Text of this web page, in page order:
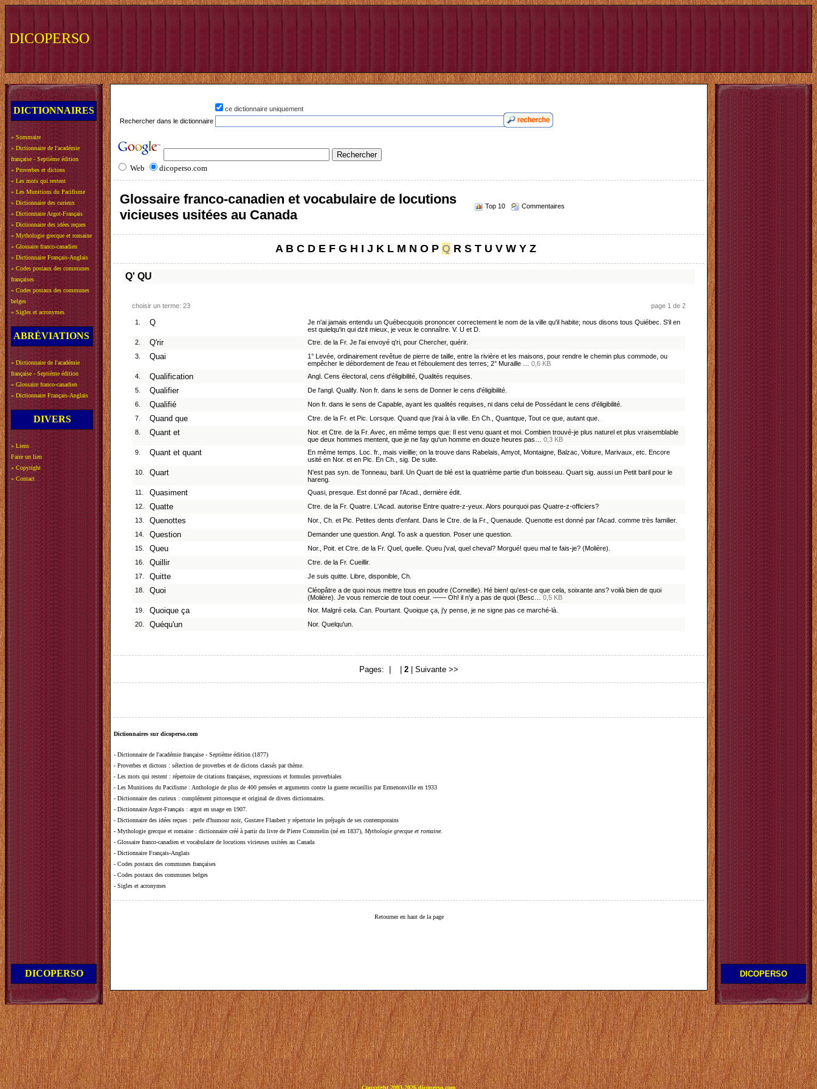
DICOPERSO
DICTIONNAIRES
» Sommaire
» Dictionnaire de l'académie
française - Septième édition
» Proverbes et dictons
» Les mots qui restent
» Les Munitions du Pacifisme
» Dictionnaire des curieux
» Dictionnaire Argot-Français
» Dictionnaire des idées reçues
» Mythologie grecque et romaine
» Glossaire franco-canadien
» Dictionnaire Français-Anglais
» Codes postaux des communes
françaises
» Codes postaux des communes
belges
» Sigles et acronymes
ABRÉVIATIONS
» Dictionnaire de l'académie
française - Septième édition
» Glossaire franco-canadien
» Dictionnaire Français-Anglais
DIVERS
» Liens
Faire un lien
» Copyright
» Contact
DICOPERSO
ce dictionnaire uniquement
Rechercher dans le dictionnaire
Web dicoperso.com
Glossaire franco-canadien et vocabulaire de locutions
vicieuses usitées au Canada
Top 10 Commentaires
A B C D E F G H I J K L M N O P Q R S T U V W Y Z
Q' QU
choisir un terme: 23 page 1 de 2
1. Q
Je n'ai jamais entendu un Québecquois prononcer correctement le nom de la ville qu'il habite; nous disons tous Quiébec. S'il en
est quielqu'in qui dzit mieux, je veux le connaître. V. U et D.
2.
Q'rir
Ctre. de la Fr. Je l'ai envoyé q'ri, pour Chercher, quérir.
3.
Quai
1° Levée, ordinairement revêtue de pierre de taille, entre la rivière et les maisons, pour rendre le chemin plus commode, ou
empêcher le débordement de l'eau et l'éboulement des terres; 2° Muraille … 0,6 KB
4.
Qualification
Angl. Cens électoral, cens d'éligibilité, Qualités requises.
5.
Qualifier
De l'angl. Qualify. Non fr. dans le sens de Donner le cens d'éligibilité.
6.
Qualifié
Non fr. dans le sens de Capable, ayant les qualités requises, ni dans celui de Possédant le cens d'éligibilité.
7.
Quand que
Ctre. de la Fr. et Pic. Lorsque. Quand que j'irai à la ville. En Ch., Quantque, Tout ce que, autant que.
8.
Quant et
Nor. et Ctre. de la Fr. Avec, en même temps que: Il est venu quant et moi. Combien trouvé-je plus naturel et plus vraisemblable
que deux hommes mentent, que je ne fay qu'un homme en douze heures pas… 0,3 KB
9.
Quant et quant
En même temps. Loc. fr., mais vieillie; on la trouve dans Rabelais, Amyot, Montaigne, Balzac, Voiture, Marivaux, etc. Encore
usité en Nor. et en Pic. En Ch., sig. De suite.
10.
Quart
N'est pas syn. de Tonneau, baril. Un Quart de blé est la quatrième partie d'un boisseau. Quart sig. aussi un Petit baril pour le
hareng.
11.
Quasiment
Quasi, presque. Est donné par l'Acad., dernière édit.
12.
Quatte
Ctre. de la Fr. Quatre. L'Acad. autorise Entre quatre-z-yeux. Alors pourquoi pas Quatre-z-officiers?
13.
Quenottes
Nor., Ch. et Pic. Petites dents d'enfant. Dans le Ctre. de la Fr., Quenaude. Quenotte est donné par l'Acad. comme très familier.
14.
Question
Demander une question. Angl. To ask a question. Poser une question.
15.
Queu
Nor., Poit. et Ctre. de la Fr. Quel, quelle. Queu j'val, quel cheval? Morgué! queu mal te fais-je? (Molière).
16.
Quillir
Ctre. de la Fr. Cueillir.
17.
Quitte
Je suis quitte. Libre, disponible, Ch.
18.
Quoi
Cléopâtre a de quoi nous mettre tous en poudre (Corneille). Hé bien! qu'est-ce que cela, soixante ans? voilà bien de quoi
(Molière). Je vous remercie de tout coeur. —— Oh! il n'y a pas de quoi (Besc… 0,5 KB
19.
Quoique ça
Nor. Malgré cela. Can. Pourtant. Quoique ça, j'y pense, je ne signe pas ce marché-là.
20.
Quéqu'un Nor. Quelqu'un.
Pages: | 2 Suivante >>
Dictionnaires sur dicoperso.com
- Dictionnaire de l'académie française - Septième édition (1877)
- Proverbes et dictons : sélection de proverbes et de dictons classés par thème.
- Les mots qui restent : répertoire de citations françaises, expressions et formules proverbiales
- Les Munitions du Pacifisme : Anthologie de plus de 400 pensées et arguments contre la guerre recueillis par Ermenonville en 1933
- Dictionnaire des curieux : complément pittoresque et original de divers dictionnaires.
- Dictionnaire Argot-Français : argot en usage en 1907.
- Dictionnaire des idées reçues : perle d'humour noir, Gustave Flaubert y répertorie les préjugés de ses contemporains
- Mythologie grecque et romaine : dictionnaire créé à partir du livre de Pierre Commelin (né en 1837), Mythologie grecque et romaine.
- Glossaire franco-canadien et vocabulaire de locutions vicieuses usitées au Canada
- Dictionnaire Français-Anglais
- Codes postaux des communes françaises
- Codes postaux des communes belges
- Sigles et acronymes
Retourner en haut de la page
DICOPERSO
Copyright 2003-2026 dicoperso.com